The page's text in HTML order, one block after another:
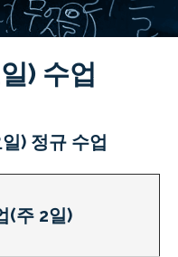
) 수업
) 정규 수업
(주 2일)